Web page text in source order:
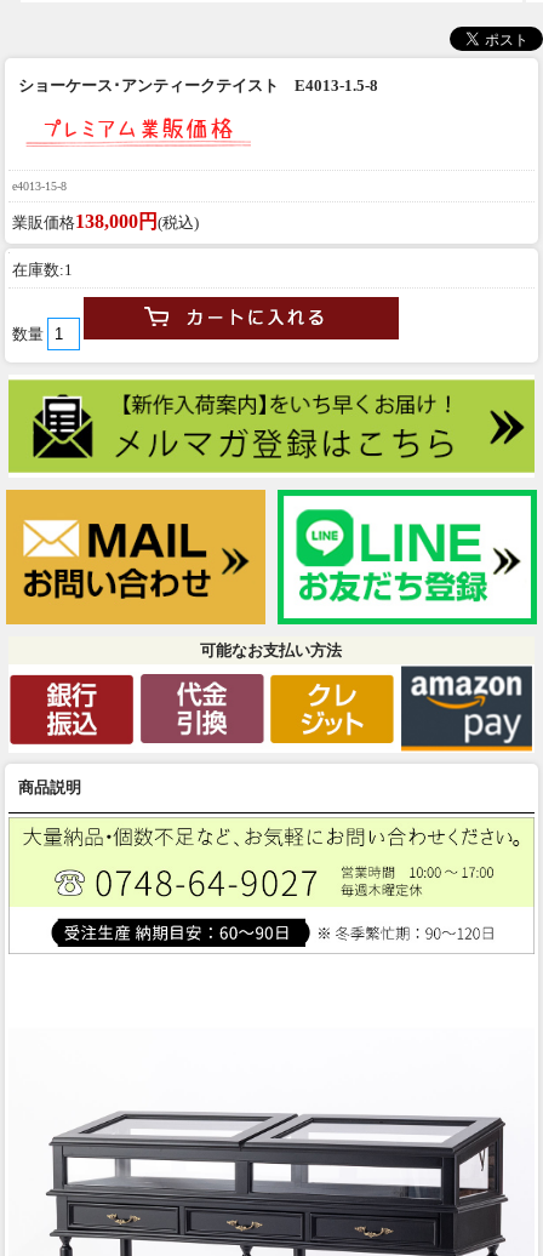
ショーケース･アンティークテイスト E4013-1.5-8
e4013-15-8
業販価格138,000円 (税込)
在庫数:1
数量
可能なお支払い方法
商品説明